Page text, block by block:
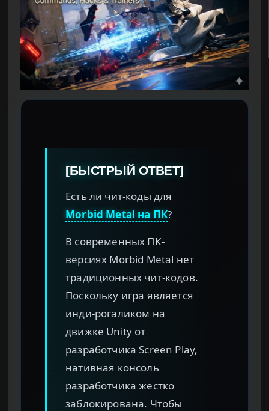
[БЫСТРЫЙ ОТВЕТ]
Есть ли чит-коды для
Morbid Metal на ПК?
В современных ПК-
версиях Morbid Metal нет
традиционных чит-кодов.
Поскольку игра является
инди-рогаликом на
движке Unity от
разработчика Screen Play,
нативная консоль
разработчика жестко
заблокирована. Чтобы